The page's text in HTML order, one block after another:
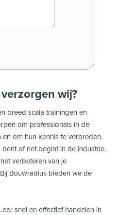
wij?
breed scala trainingen en
om professionals in de
om hun kennis te verbreden.
of net begint in de industrie,
verbeteren van je
Bouwradius bieden we de
snel en effectief handelen in